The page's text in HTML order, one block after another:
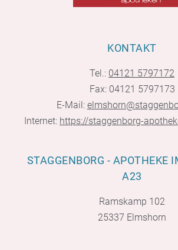
KONTAKT
Tel.: 04121 5797172
Fax: 04121 5797173
E-Mail:
Internet: https://staggenborg-
STAGGENBORG - APOTHEKE
A23
Ramskamp 102
25337 Elmshorn